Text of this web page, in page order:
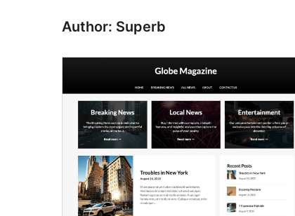
Author: Superb